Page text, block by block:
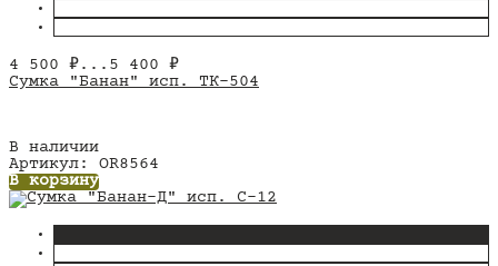
4 500 ₽ ... 5 400 ₽
Сумка "Банан" исп. ТК-504
В наличии
Артикул: OR8564
В корзину